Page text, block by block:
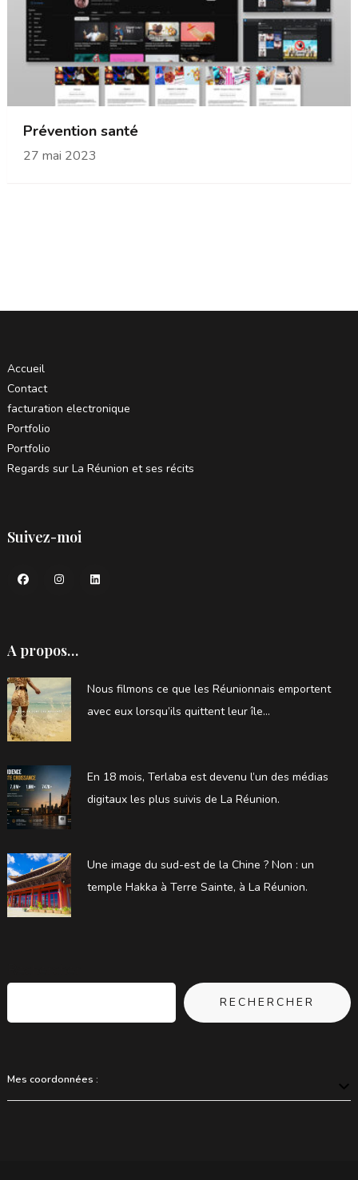
Prévention santé
27 mai 2023
Accueil
Contact
facturation electronique
Portfolio
Portfolio
Regards sur La Réunion et ses récits
Suivez-moi
A propos…
Nous filmons ce que les Réunionnais emportent
avec eux lorsqu’ils quittent leur île…
En 18 mois, Terlaba est devenu l’un des médias
digitaux les plus suivis de La Réunion.
Une image du sud-est de la Chine ? Non : un
temple Hakka à Terre Sainte, à La Réunion.
RECHERCHER
Mes coordonnées :